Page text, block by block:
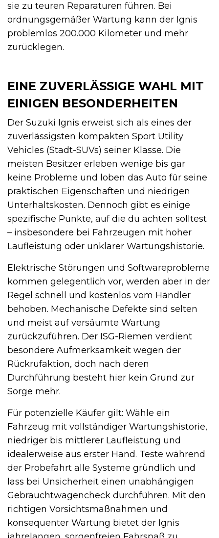
sie zu teuren Reparaturen führen. Bei
ordnungsgemäßer Wartung kann der Ignis
problemlos 200.000 Kilometer und mehr
zurücklegen.
EINE ZUVERLÄSSIGE WAHL MIT
EINIGEN BESONDERHEITEN
Der Suzuki Ignis erweist sich als eines der
zuverlässigsten kompakten Sport Utility
Vehicles (Stadt-SUVs) seiner Klasse. Die
meisten Besitzer erleben wenige bis gar
keine Probleme und loben das Auto für seine
praktischen Eigenschaften und niedrigen
Unterhaltskosten. Dennoch gibt es einige
spezifische Punkte, auf die du achten solltest
– insbesondere bei Fahrzeugen mit hoher
Laufleistung oder unklarer Wartungshistorie.
Elektrische Störungen und Softwareprobleme
kommen gelegentlich vor, werden aber in der
Regel schnell und kostenlos vom Händler
behoben. Mechanische Defekte sind selten
und meist auf versäumte Wartung
zurückzuführen. Der ISG-Riemen verdient
besondere Aufmerksamkeit wegen der
Rückrufaktion, doch nach deren
Durchführung besteht hier kein Grund zur
Sorge mehr.
Für potenzielle Käufer gilt: Wähle ein
Fahrzeug mit vollständiger Wartungshistorie,
niedriger bis mittlerer Laufleistung und
idealerweise aus erster Hand. Teste während
der Probefahrt alle Systeme gründlich und
lass bei Unsicherheit einen unabhängigen
Gebrauchtwagencheck durchführen. Mit den
richtigen Vorsichtsmaßnahmen und
konsequenter Wartung bietet der Ignis